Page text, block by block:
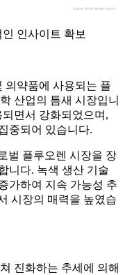
인사이트 확보
의약품에 사용되는 플
산업의 틈새 시장입니
면서 강화되었으며,
중되어 있습니다.
벌 플루오렌 시장을 장
니다. 녹색 생산 기술
가하여 지속 가능성 추
시장의 매력을 높였습
진화하는 추세에 의해